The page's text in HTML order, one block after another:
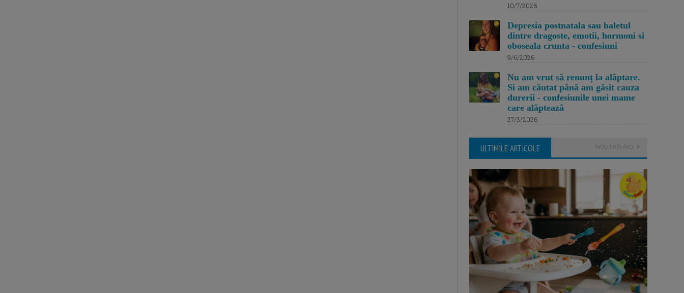
10/7/2026
Depresia postnatala sau baletul
dintre dragoste, emotii, hormoni si
oboseala crunta - confesiuni
9/6/2026
Nu am vrut să renunț la alăptare.
Si am căutat până am găsit cauza
durerii - confesiunile unei mame
care alăptează
27/3/2026
ULTIMILE ARTICOLE NOUTATI AICI